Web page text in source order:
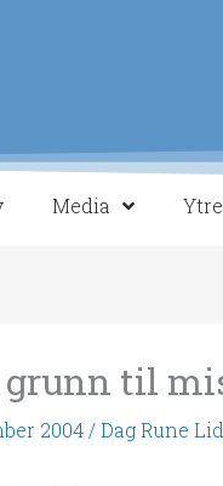
Media
til
2004/Dag Rune Lid